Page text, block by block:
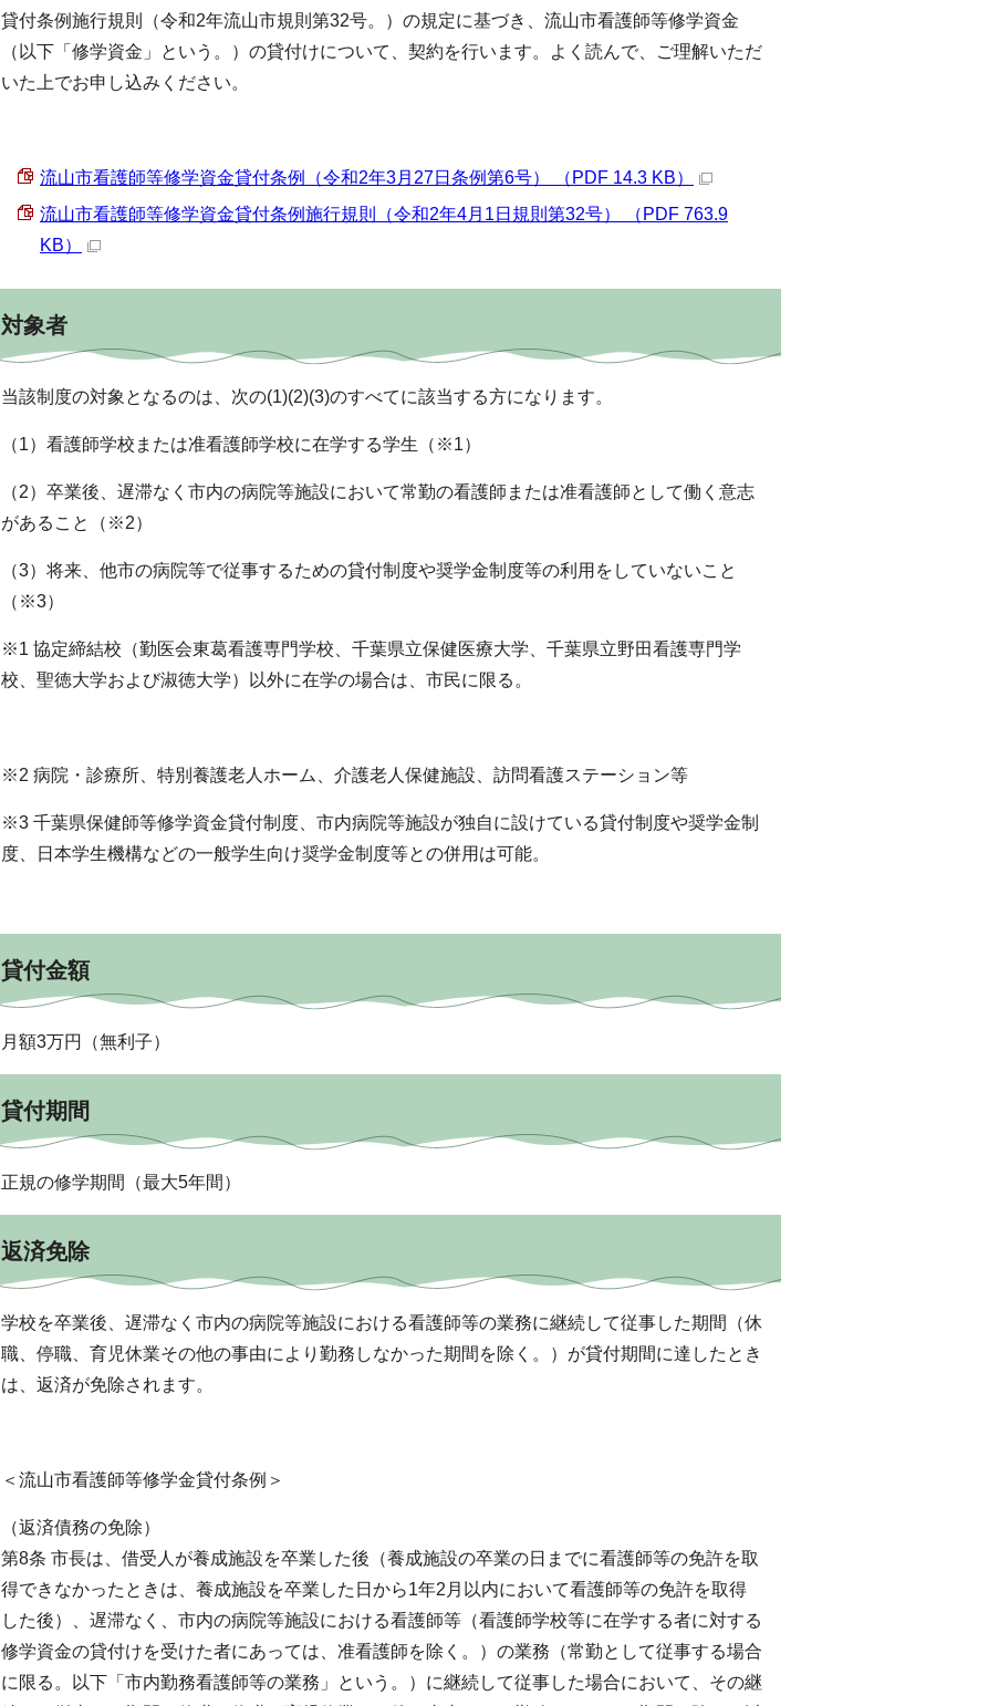
貸付条例施行規則（令和2年流山市規則第32号。）の規定に基づき、流山市看護師等修学資金
（以下「修学資金」という。）の貸付けについて、契約を行います。よく読んで、ご理解いただ
いた上でお申し込みください。
流山市看護師等修学資金貸付条例（令和2年3月27日条例第6号） （PDF 14.3 KB）
流山市看護師等修学資金貸付条例施行規則（令和2年4月1日規則第32号） （PDF 763.9
KB）
対象者
当該制度の対象となるのは、次の(1)(2)(3)のすべてに該当する方になります。
（1）看護師学校または准看護師学校に在学する学生（※1）
（2）卒業後、遅滞なく市内の病院等施設において常勤の看護師または准看護師として働く意志
があること（※2）
（3）将来、他市の病院等で従事するための貸付制度や奨学金制度等の利用をしていないこと
（※3）
※1 協定締結校（勤医会東葛看護専門学校、千葉県立保健医療大学、千葉県立野田看護専門学
校、聖徳大学および淑徳大学）以外に在学の場合は、市民に限る。
※2 病院・診療所、特別養護老人ホーム、介護老人保健施設、訪問看護ステーション等
※3 千葉県保健師等修学資金貸付制度、市内病院等施設が独自に設けている貸付制度や奨学金制
度、日本学生機構などの一般学生向け奨学金制度等との併用は可能。
貸付金額
月額3万円（無利子）
貸付期間
正規の修学期間（最大5年間）
返済免除
学校を卒業後、遅滞なく市内の病院等施設における看護師等の業務に継続して従事した期間（休
職、停職、育児休業その他の事由により勤務しなかった期間を除く。）が貸付期間に達したとき
は、返済が免除されます。
＜流山市看護師等修学金貸付条例＞
（返済債務の免除）
第8条 市長は、借受人が養成施設を卒業した後（養成施設の卒業の日までに看護師等の免許を取
得できなかったときは、養成施設を卒業した日から1年2月以内において看護師等の免許を取得
した後）、遅滞なく、市内の病院等施設における看護師等（看護師学校等に在学する者に対する
修学資金の貸付けを受けた者にあっては、准看護師を除く。）の業務（常勤として従事する場合
に限る。以下「市内勤務看護師等の業務」という。）に継続して従事した場合において、その継